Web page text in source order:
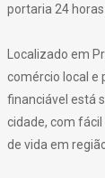
portaria 24
Localizado em
comércio local e
financiável está
cidade, com
de vida em